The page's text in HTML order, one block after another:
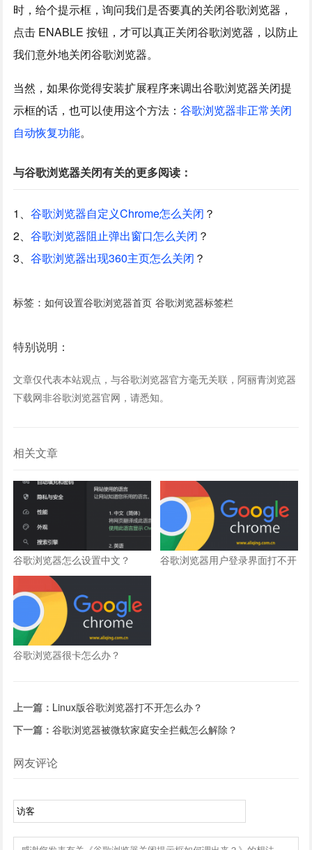
时，给个提示框，询问我们是否要真的关闭谷歌浏览器，
点击 ENABLE 按钮，才可以真正关闭谷歌浏览器，以防止
我们意外地关闭谷歌浏览器。
当然，如果你觉得安装扩展程序来调出谷歌浏览器关闭提
示框的话，也可以使用这个方法：谷歌浏览器非正常关闭
自动恢复功能。
与谷歌浏览器关闭有关的更多阅读：
1、谷歌浏览器自定义Chrome怎么关闭 ？
2、谷歌浏览器阻止弹出窗口怎么关闭 ？
3、谷歌浏览器出现360主页怎么关闭 ？
标签：如何设置谷歌浏览器首页 谷歌浏览器标签栏
特别说明：
文章仅代表本站观点，与谷歌浏览器官方毫无关联，阿丽青浏览器
下载网非谷歌浏览器官网，请悉知。
相关文章
谷歌浏览器怎么设置中文？
谷歌浏览器用户登录界面打不开
谷歌浏览器很卡怎么办？
上一篇： Linux版谷歌浏览器打不开怎么办？
下一篇：谷歌浏览器被微软家庭安全拦截怎么解除？
网友评论